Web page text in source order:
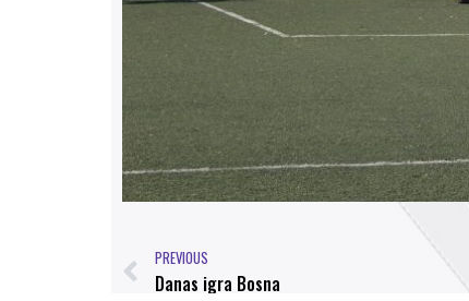
PREVIOUS
Danas igra Bosna